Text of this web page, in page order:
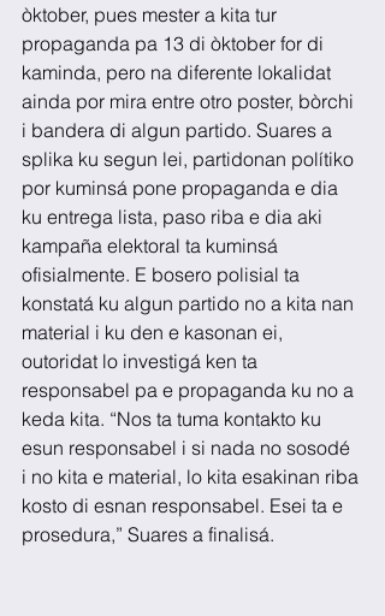
òktober, pues mester a kita tur
propaganda pa 13 di òktober for di
kaminda, pero na diferente lokalidat
ainda por mira entre otro poster, bòrchi
i bandera di algun partido. Suares a
splika ku segun lei, partidonan polítiko
por kuminsá pone propaganda e dia
ku entrega lista, paso riba e dia aki
kampaña elektoral ta kuminsá
ofisialmente. E bosero polisial ta
konstatá ku algun partido no a kita nan
material i ku den e kasonan ei,
outoridat lo investigá ken ta
responsabel pa e propaganda ku no a
keda kita. “Nos ta tuma kontakto ku
esun responsabel i si nada no sosodé
i no kita e material, lo kita esakinan riba
kosto di esnan responsabel. Esei ta e
prosedura,” Suares a finalisá.